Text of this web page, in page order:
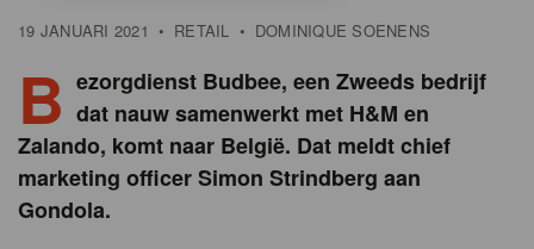
19 JANUARI 2021 • RETAIL • DOMINIQUE SOENENS
B ezorgdienst Budbee, een Zweeds bedrijf
dat nauw samenwerkt met H&M en
Zalando, komt naar België. Dat meldt chief
marketing officer Simon Strindberg aan
Gondola.